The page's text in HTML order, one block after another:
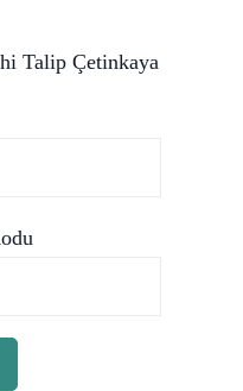
Talip Çetinkaya